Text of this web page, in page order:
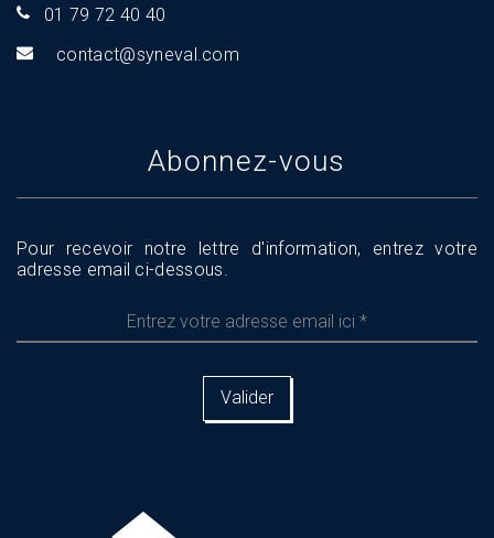
01 79 72 40 40
moc.l
aveny
s@tca
tnoc
Abonnez-vous
Pour recevoir notre lettre d'information, entrez votre
adresse email ci-dessous.
votre
ici